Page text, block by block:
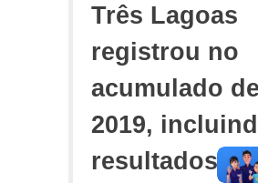
Três Lagoas
registrou no
acumulado de
2019,
resultados da